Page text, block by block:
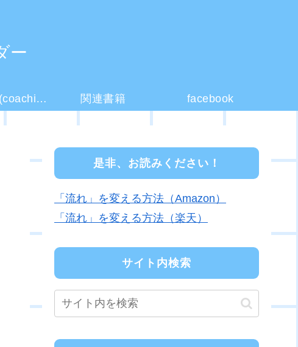
ー
コーチング(coaching)とは？ 関連書籍 facebook
是非、お読みください！
「流れ」を変える方法（Amazon）
「流れ」を変える方法（楽天）
サイト内検索